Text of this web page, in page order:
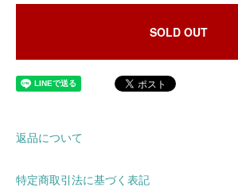
SOLD OUT
返品について
特定商取引法に基づく表記